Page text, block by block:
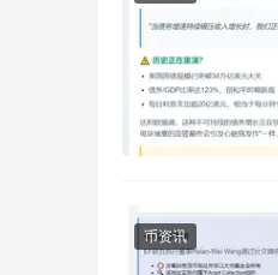
币资讯